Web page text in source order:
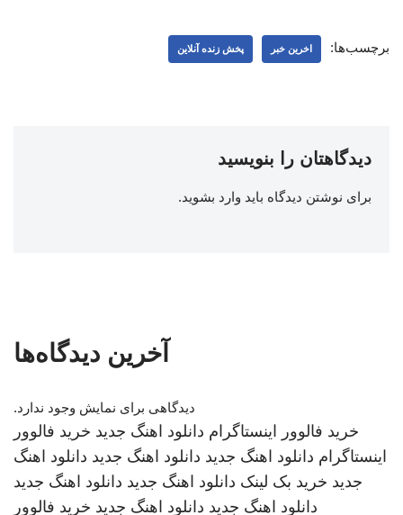
برچسب‌ها: اخرین خبر پخش زنده آنلاین
دیدگاهتان را بنویسید
برای نوشتن دیدگاه باید وارد بشوید.
آخرین دیدگاه‌ها
دیدگاهی برای نمایش وجود ندارد.
خرید فالوور اینستاگرام دانلود اهنگ جدید خرید فالوور
اینستاگرام دانلود اهنگ جدید دانلود اهنگ جدید دانلود اهنگ
جدید خرید بک لینک دانلود اهنگ جدید دانلود اهنگ جدید
دانلود اهنگ جدید دانلود اهنگ جدید خرید فالوور